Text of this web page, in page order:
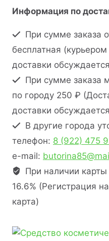
Информация по
При сумме заказа
бесплатная
доставки
При сумме заказа
по городу 250 ₽
доставки
В другие города
телефон: 8 (922) 475
e-mail:
При наличии
16.6% (Регистрация
карта)